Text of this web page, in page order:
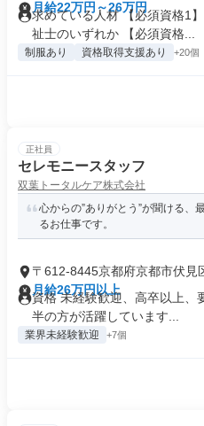
月給22万円～26万円
求めている人材 【必須資格1
祉士のいずれか 【必須資格...
制服あり 資格取得支援あり +20個
正社員
セレモニースタッフ
双葉トータルケア株式会社
心からの”ありがとう”が聞ける、
るお仕事です。
〒612-8445京都府京都市伏見
院町
月給26万円以上
資格 未経験歓迎、高卒以上、
半の方が活躍しています...
業界未経験歓迎 +7個